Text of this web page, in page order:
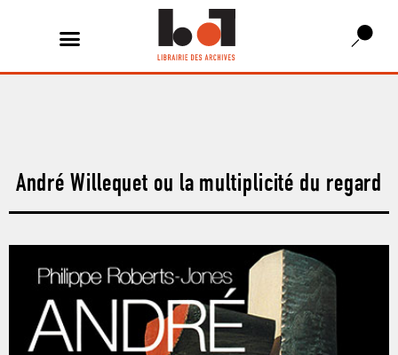
André Willequet ou la multiplicité du regard